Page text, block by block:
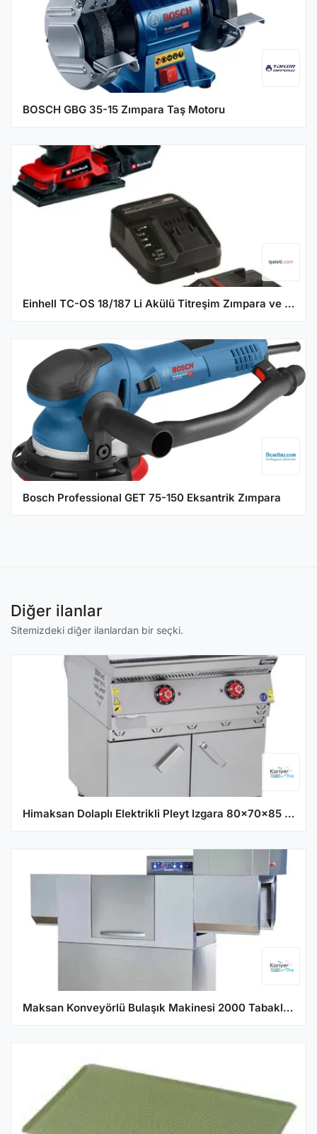
BOSCH GBG 35-15 Zımpara Taş Motoru
Einhell TC-OS 18/187 Li Akülü Titreşim Zımpara ve 2.5 Ah Akü Seti
Bosch Professional GET 75-150 Eksantrik Zımpara
Diğer ilanlar
Sitemizdeki diğer ilanlardan bir seçki.
Himaksan Dolaplı Elektrikli Pleyt Izgara 80x70x85 cm HMK-DIED 878
Maksan Konveyörlü Bulaşık Makinesi 2000 Tabaklı DW-2000